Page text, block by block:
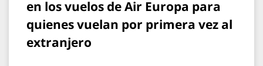
en los vuelos de Air Europa para
quienes vuelan por primera vez al
extranjero